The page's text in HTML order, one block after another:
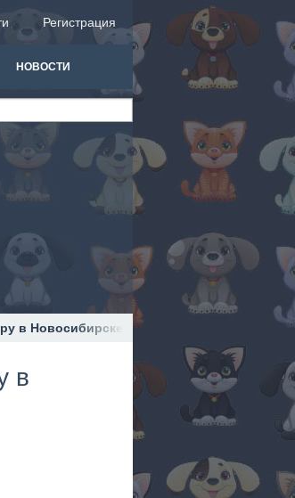
Регистрация
НОВОСТИ
в Новосибирске для кошки полуперса.
в